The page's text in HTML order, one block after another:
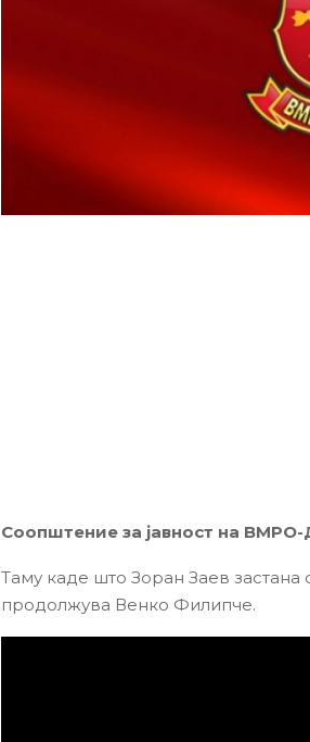
Соопштение за јавност на
Таму каде што Зоран Заев застана
продолжува Венко Филипче.